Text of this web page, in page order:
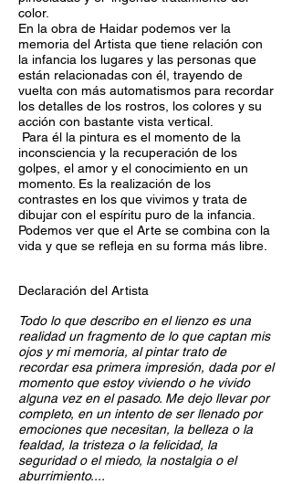
color.
En la obra de Haidar podemos ver la
memoria del Artista que tiene relación con
la infancia los lugares y las personas que
están relacionadas con él, trayendo de
vuelta con más automatismos para recordar
los detalles de los rostros, los colores y su
acción con bastante vista vertical.
Para él la pintura es el momento de la
inconsciencia y la recuperación de los
golpes, el amor y el conocimiento en un
momento. Es la realización de los
contrastes en los que vivimos y trata de
dibujar con el espíritu puro de la infancia.
Podemos ver que el Arte se combina con la
vida y que se refleja en su forma más libre.
Declaración del Artista
Todo lo que describo en el lienzo es una
realidad un fragmento de lo que captan mis
ojos y mi memoria, al pintar trato de
recordar esa primera impresión, dada por el
momento que estoy viviendo o he vivido
alguna vez en el pasado. Me dejo llevar por
completo, en un intento de ser llenado por
emociones que necesitan, la belleza o la
fealdad, la tristeza o la felicidad, la
seguridad o el miedo, la nostalgia o el
aburrimiento....